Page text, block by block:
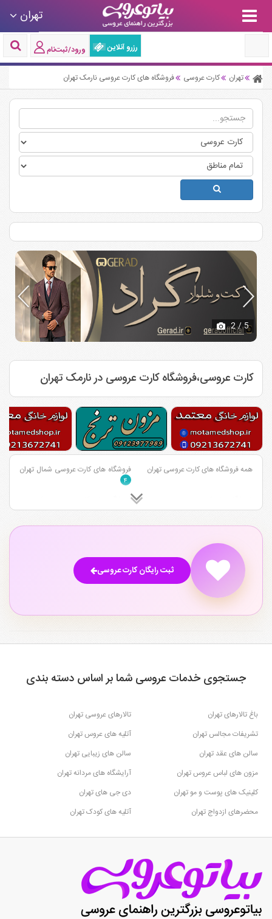
تهران
رزرو آنلاین ورود/ثبت‌نام
تهران کارت عروسی فروشگاه های کارت عروسی نارمک تهران
2/ 5
کارت عروسی،فروشگاه کارت عروسی در نارمک تهران
همه فروشگاه های کارت عروسی تهران فروشگاه های کارت عروسی شمال تهران
۴
فروشگاه های کارت عروسی شرق تهران
۴
فروشگاه های کارت عروسی مرکز تهران
۵۱
فروشگاه های کارت عروسی جنوب تهران
ثبت رایگان کارت عروسی
جستجوی خدمات عروسی شما بر اساس دسته بندی
باغ تالارهای تهران
تالارهای عروسی تهران
تشریفات مجالس تهران
آتلیه های عروس تهران
سالن های عقد تهران
سالن های زیبایی تهران
مزون های لباس عروس تهران
آرایشگاه های مردانه تهران
کلینیک های پوست و مو تهران
دی جی های تهران
محضرهای ازدواج تهران
آتلیه های کودک تهران